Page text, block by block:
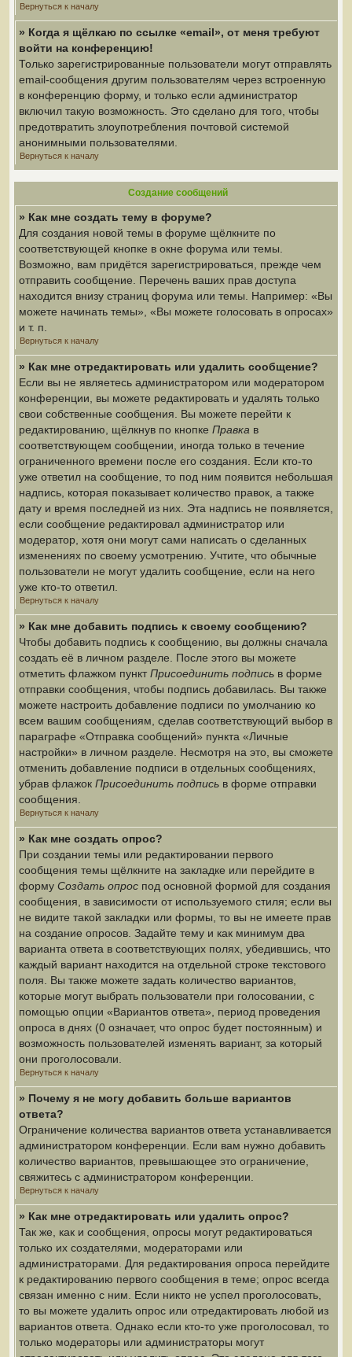
Вернуться к началу
» Когда я щёлкаю по ссылке «email», от меня требуют
войти на конференцию!
Только зарегистрированные пользователи могут отправлять
email-сообщения другим пользователям через встроенную
в конференцию форму, и только если администратор
включил такую возможность. Это сделано для того, чтобы
предотвратить злоупотребления почтовой системой
анонимными пользователями.
Вернуться к началу
Создание сообщений
» Как мне создать тему в форуме?
Для создания новой темы в форуме щёлкните по
соответствующей кнопке в окне форума или темы.
Возможно, вам придётся зарегистрироваться, прежде чем
отправить сообщение. Перечень ваших прав доступа
находится внизу страниц форума или темы. Например: «Вы
можете начинать темы», «Вы можете голосовать в опросах»
и т. п.
Вернуться к началу
» Как мне отредактировать или удалить сообщение?
Если вы не являетесь администратором или модератором
конференции, вы можете редактировать и удалять только
свои собственные сообщения. Вы можете перейти к
редактированию, щёлкнув по кнопке Правка в
соответствующем сообщении, иногда только в течение
ограниченного времени после его создания. Если кто-то
уже ответил на сообщение, то под ним появится небольшая
надпись, которая показывает количество правок, а также
дату и время последней из них. Эта надпись не появляется,
если сообщение редактировал администратор или
модератор, хотя они могут сами написать о сделанных
изменениях по своему усмотрению. Учтите, что обычные
пользователи не могут удалить сообщение, если на него
уже кто-то ответил.
Вернуться к началу
» Как мне добавить подпись к своему сообщению?
Чтобы добавить подпись к сообщению, вы должны сначала
создать её в личном разделе. После этого вы можете
отметить флажком пунктПрисоединить подпись в форме
отправки сообщения, чтобы подпись добавилась. Вы также
можете настроить добавление подписи по умолчанию ко
всем вашим сообщениям, сделав соответствующий выбор в
параграфе «Отправка сообщений» пункта «Личные
настройки» в личном разделе. Несмотря на это, вы сможете
отменить добавление подписи в отдельных сообщениях,
убрав флажок Присоединить подпись в форме отправки
сообщения.
Вернуться к началу
» Как мне создать опрос?
При создании темы или редактировании первого
сообщения темы щёлкните на закладке или перейдите в
форму Создать опрос под основной формой для создания
сообщения, в зависимости от используемого стиля; если вы
не видите такой закладки или формы, то вы не имеете прав
на создание опросов. Задайте тему и как минимум два
варианта ответа в соответствующих полях, убедившись, что
каждый вариант находится на отдельной строке текстового
поля. Вы также можете задать количество вариантов,
которые могут выбрать пользователи при голосовании, с
помощью опции «Вариантов ответа», период проведения
опроса в днях (0 означает, что опрос будет постоянным) и
возможность пользователей изменять вариант, за который
они проголосовали.
Вернуться к началу
» Почему я не могу добавить больше вариантов
ответа?
Ограничение количества вариантов ответа устанавливается
администратором конференции. Если вам нужно добавить
количество вариантов, превышающее это ограничение,
свяжитесь с администратором конференции.
Вернуться к началу
» Как мне отредактировать или удалить опрос?
Так же, как и сообщения, опросы могут редактироваться
только их создателями, модераторами или
администраторами. Для редактирования опроса перейдите
к редактированию первого сообщения в теме; опрос всегда
связан именно с ним. Если никто не успел проголосовать,
то вы можете удалить опрос или отредактировать любой из
вариантов ответа. Однако если кто-то уже проголосовал, то
только модераторы или администраторы могут